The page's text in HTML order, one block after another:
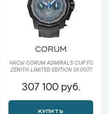
CORUM
ЧАСЫ CORUM ADMIRAL'S CUP FC
ZENITH LIMITED EDITION 01.0077
307 100 руб.
КУПИТЬ